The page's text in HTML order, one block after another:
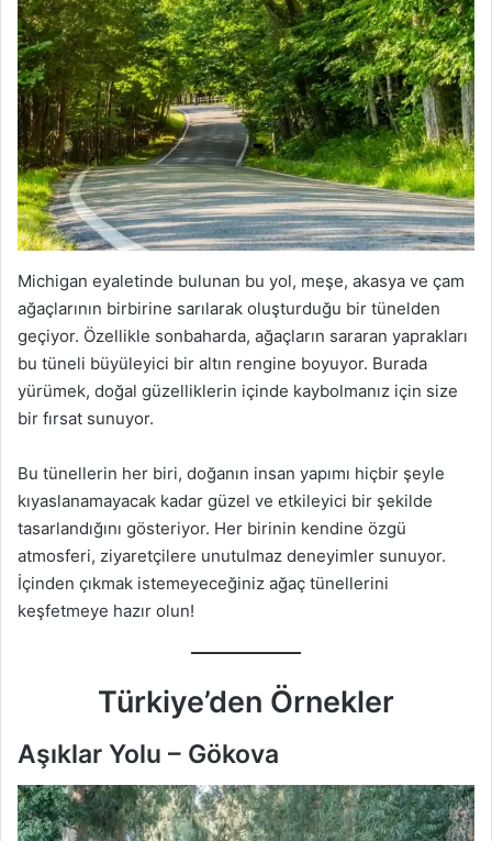
Michigan eyaletinde bulunan bu yol, meşe, akasya ve çam
ağaçlarının birbirine sarılarak oluşturduğu bir tünelden
geçiyor. Özellikle sonbaharda, ağaçların sararan yaprakları
bu tüneli büyüleyici bir altın rengine boyuyor. Burada
yürümek, doğal güzelliklerin içinde kaybolmanız için size
bir fırsat sunuyor.
Bu tünellerin her biri, doğanın insan yapımı hiçbir şeyle
kıyaslanamayacak kadar güzel ve etkileyici bir şekilde
tasarlandığını gösteriyor. Her birinin kendine özgü
atmosferi, ziyaretçilere unutulmaz deneyimler sunuyor.
İçinden çıkmak istemeyeceğiniz ağaç tünellerini
keşfetmeye hazır olun!
Türkiye’den Örnekler
Aşıklar Yolu – Gökova